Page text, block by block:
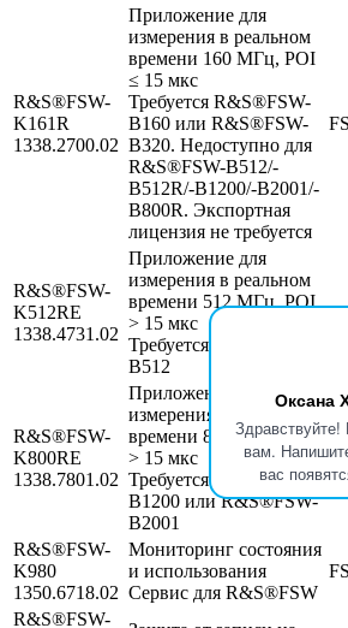
Оксана
Здравствуйте!
вам.
вас
R&S®FSW-
K161R
1338.2700.02
Приложение для
измерения в реальном
времени 160 МГц, POI
≤ 15 мкс
Требуется R&S®FSW-
B160 или R&S®FSW-
B320. Недоступно для
R&S®FSW-B512/-
B512R/-B1200/-B2001/-
B800R. Экспортная
лицензия не требуется
R&S®FSW-
K512RE
1338.4731.02
Приложение для
измерения в реальном
времени 512 МГц, POI
> 15 мкс
Требуется R&S®FSW-
B512
R&S®FSW-
K800RE
1338.7801.02
Приложение для
измерения в реальном
времени 800 МГц, POI
> 15 мкс
Требуется R&S®FSW-
B1200 или R&S®FSW-
B2001
R&S®FSW-
K980
1350.6718.02
Мониторинг состояния
и использования
Сервис для R&S®FSW
R&S®FSW-